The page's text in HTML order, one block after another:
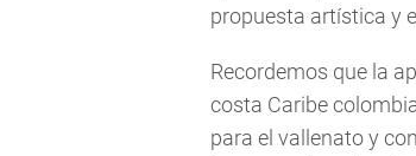
propuesta artística y
Recordemos que la
costa Caribe
para el vallenato y